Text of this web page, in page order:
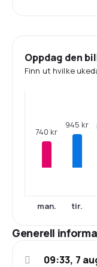
Oppdag den
Finn ut hvilke
740 kr
man.
945 kr
tir.
Generell
09:33, 7